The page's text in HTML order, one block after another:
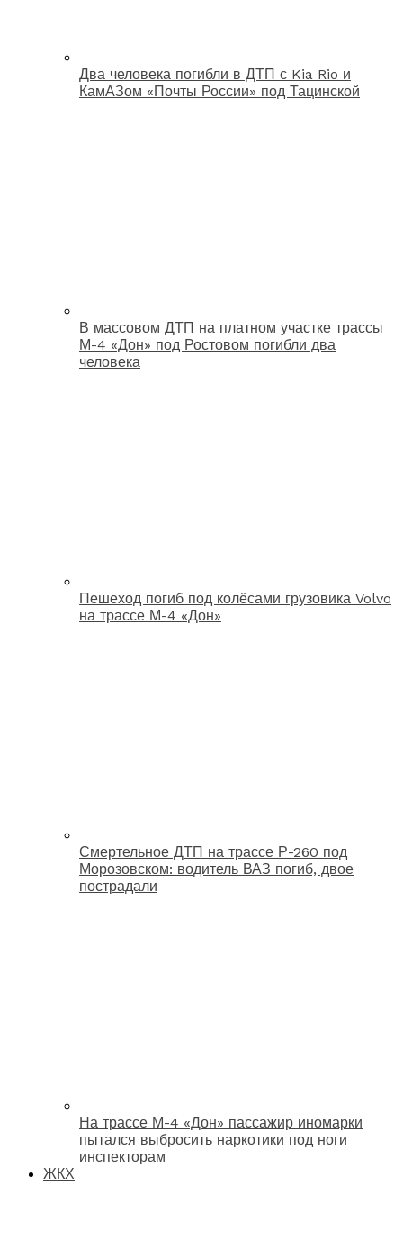
Два человека погибли в ДТП с Kia Rio и
КамАЗом «Почты России» под Тацинской
В массовом ДТП на платном участке трассы
М-4 «Дон» под Ростовом погибли два
человека
Пешеход погиб под колёсами грузовика Volvo
на трассе М-4 «Дон»
Смертельное ДТП на трассе Р-260 под
Морозовском: водитель ВАЗ погиб, двое
пострадали
На трассе М-4 «Дон» пассажир иномарки
пытался выбросить наркотики под ноги
инспекторам
ЖКХ